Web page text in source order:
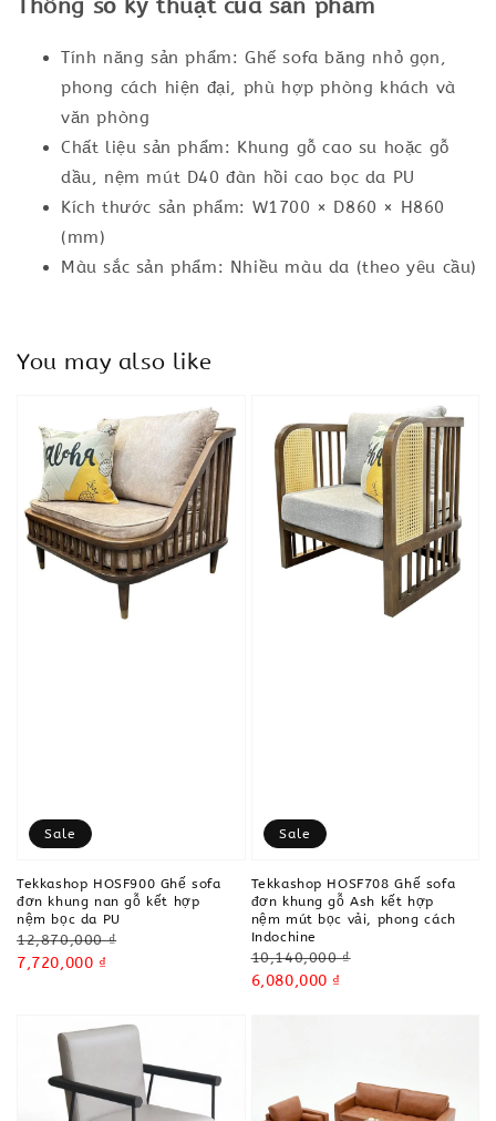
Thông số kỹ thuật của sản phẩm
Tính năng sản phẩm: Ghế sofa băng nhỏ gọn,
phong cách hiện đại, phù hợp phòng khách và
văn phòng
Chất liệu sản phẩm: Khung gỗ cao su hoặc gỗ
dầu, nệm mút D40 đàn hồi cao bọc da PU
Kích thước sản phẩm: W1700 × D860 × H860
(mm)
Màu sắc sản phẩm: Nhiều màu da (theo yêu cầu)
You may also like
Sale
Tekkashop HOSF900 Ghế sofa
đơn khung nan gỗ kết hợp
nệm bọc da PU
Regular
price
12,870,000 ₫
Sale
7,720,000 ₫
Sale
Tekkashop HOSF708 Ghế sofa
đơn khung gỗ Ash kết hợp
nệm mút bọc vải, phong cách
Indochine
Regular
price
10,140,000 ₫
Sale
6,080,000 ₫